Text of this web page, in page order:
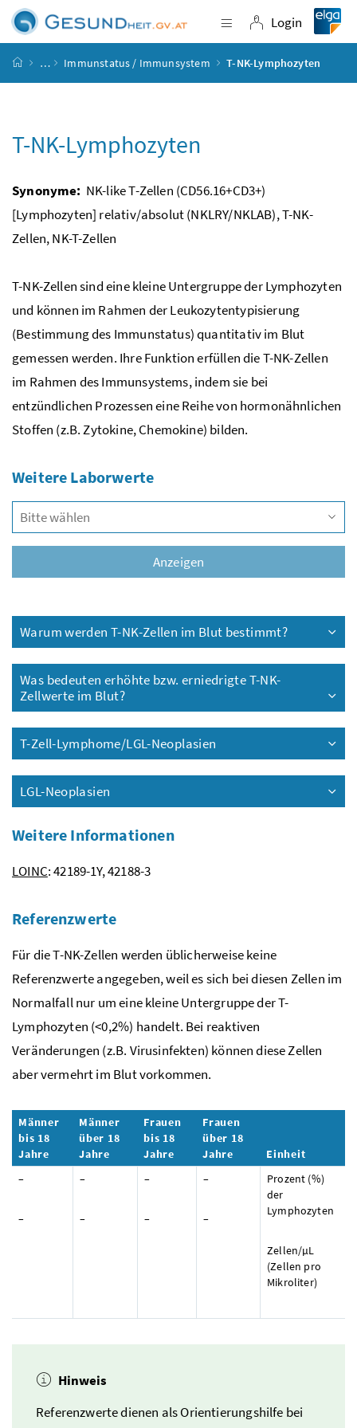
Zum Inhalt
Zum Hauptmenü
Zum Untermenü
Zur Suche
Navigation
Login
Login
Startseite
… Immunstatus / Immunsystem T-NK-Lymphozyten
T-NK-Lymphozyten
Synonyme: NK-like T-Zellen (CD56.16+CD3+)
[Lymphozyten] relativ/absolut (NKLRY/NKLAB), T-NK-
Zellen, NK-T-Zellen
T-NK-Zellen sind eine kleine Untergruppe der Lymphozyten
und können im Rahmen der Leukozytentypisierung
(Bestimmung des Immunstatus) quantitativ im Blut
gemessen werden. Ihre Funktion erfüllen die T-NK-Zellen
im Rahmen des Immunsystems, indem sie bei
entzündlichen Prozessen eine Reihe von hormonähnlichen
Stoffen (z.B.Zytokine, Chemokine) bilden.
Weitere Laborwerte
Anzeigen
Warum werden T-NK-Zellen im Blut bestimmt?
Was bedeuten erhöhte bzw. erniedrigte T-NK-
Zellwerte im Blut?
T-Zell-Lymphome/LGL-Neoplasien
LGL-Neoplasien
Weitere Informationen
LOINC: 42189-1Y, 42188-3
Referenzwerte
Für die T-NK-Zellen werden üblicherweise keine
Referenzwerte angegeben, weil es sich bei diesen Zellen im
Normalfall nur um eine kleine Untergruppe der T-
Lymphozyten (<0,2%) handelt. Bei reaktiven
Veränderungen (z.B. Virusinfekten) können diese Zellen
aber vermehrt im Blut vorkommen.
Männer
bis 18
Jahre
Männer
über 18
Jahre
Frauen
bis 18
Jahre
Frauen
über 18
Jahre
Einheit
–
–
–
–
–
–
–
–
Prozent (%)
der
Lymphozyten
Zellen/µL
(Zellen pro
Mikroliter)
Hinweis
Referenzwerte dienen als Orientierungshilfe bei